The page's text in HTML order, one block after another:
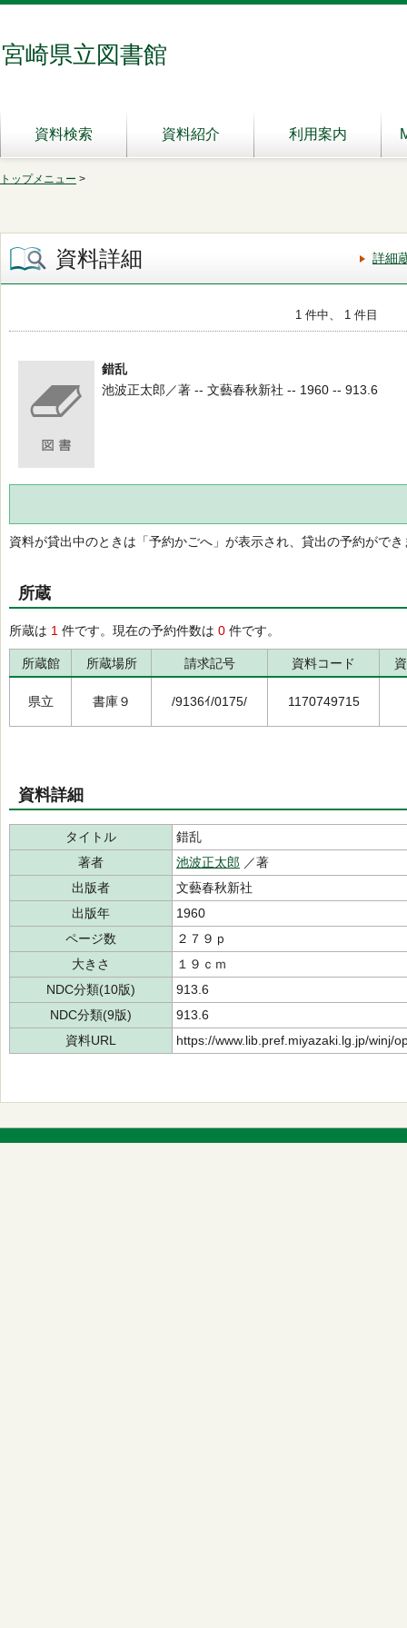
宮崎県立図書館
資料検索 資料紹介 利用案内
トップメニュー >
資料詳細 詳細
1 件中、 1 件目
錯乱
池波正太郎／著 -- 文藝春秋新社 -- 1960 -- 913.6
資料が貸出中のときは「予約かごへ」が表示され、貸出の予約ができ
所蔵
所蔵は 1 件です。現在の予約件数は 0 件です。
所蔵館 所蔵場所 請求記号 資料コード
県立 書庫９ /9136ｲ/0175/ 1170749715
資料詳細
タイトル
錯乱
著者
池波正太郎 ／著
出版者
文藝春秋新社
出版年
1960
ページ数
２７９ｐ
大きさ
１９ｃｍ
NDC分類(10版)
913.6
NDC分類(9版)
913.6
資料URL
https://www.lib.pref.miyazaki.lg.jp/winj/